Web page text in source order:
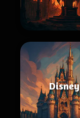
Disney